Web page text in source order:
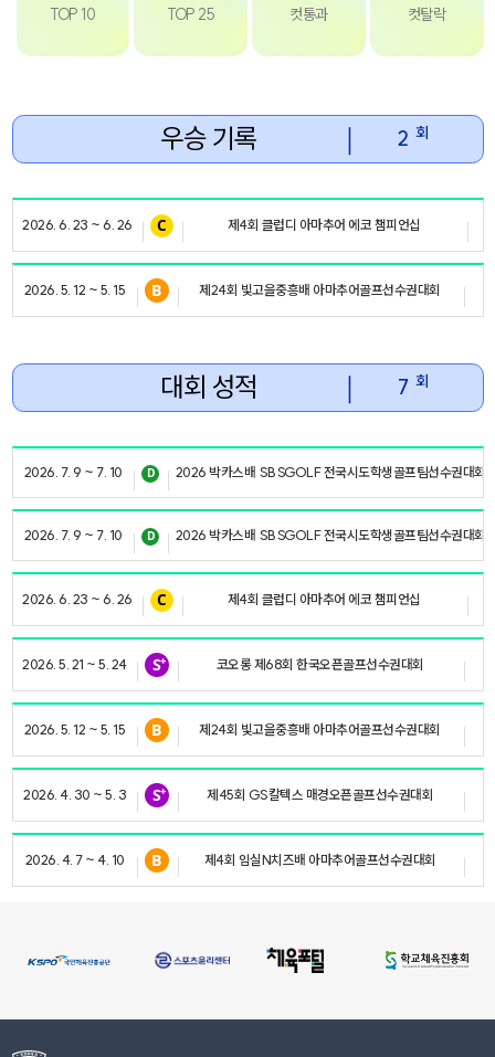
TOP 10 TOP 25 컷통과 컷탈락
우승 기록 ｜ 2 회
2026. 6. 23 ~ 6. 26 제4회 클럽디 아마추어 에코 챔피언십
2026. 5. 12 ~ 5. 15 제24회 빛고을중흥배 아마추어골프선수권대회
대회 성적 ｜ 7 회
2026. 7. 9 ~ 7. 10 2026 박카스배 SBSGOLF 전국시도학생골프팀선수권대회
2026. 7. 9 ~ 7. 10 2026 박카스배 SBSGOLF 전국시도학생골프팀선수권대회
2026. 6. 23 ~ 6. 26 제4회 클럽디 아마추어 에코 챔피언십
2026. 5. 21 ~ 5. 24 코오롱 제68회 한국오픈골프선수권대회
2026. 5. 12 ~ 5. 15 제24회 빛고을중흥배 아마추어골프선수권대회
2026. 4. 30 ~ 5. 3 제45회 GS칼텍스 매경오픈골프선수권대회
2026. 4. 7 ~ 4. 10 제4회 임실N치즈배 아마추어골프선수권대회